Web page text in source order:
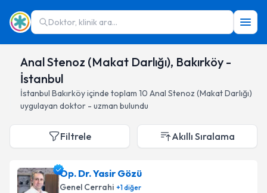
Doktor, klinik ara...
Anal Stenoz (Makat Darlığı), Bakırköy -
İstanbul
İstanbul Bakırköyiçinde toplam 10 Anal Stenoz (Makat Darlığı)
uygulayan doktor - uzman bulundu
Filtrele Akıllı Sıralama
Op. Dr. Yasir Gözü
Genel Cerrahi +1diğer